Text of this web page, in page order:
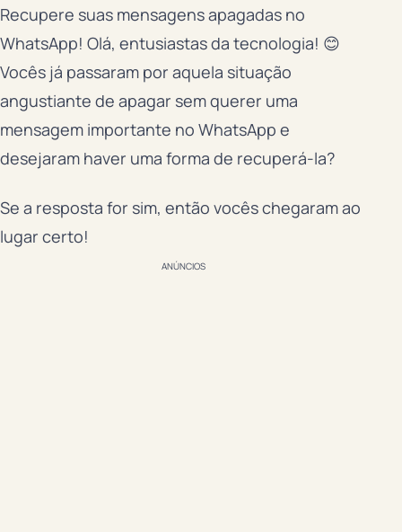
Recupere suas mensagens apagadas no
WhatsApp! Olá, entusiastas da tecnologia! 😊
Vocês já passaram por aquela situação
angustiante de apagar sem querer uma
mensagem importante no WhatsApp e
desejaram haver uma forma de recuperá-la?
Se a resposta for sim, então vocês chegaram ao
lugar certo!
ANÚNCIOS